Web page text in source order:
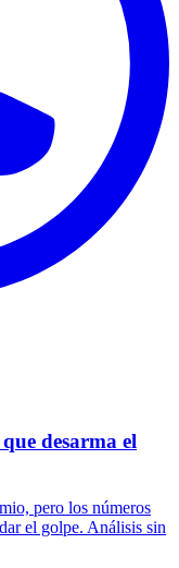
desarma el
pero los números
el golpe. Análisis sin